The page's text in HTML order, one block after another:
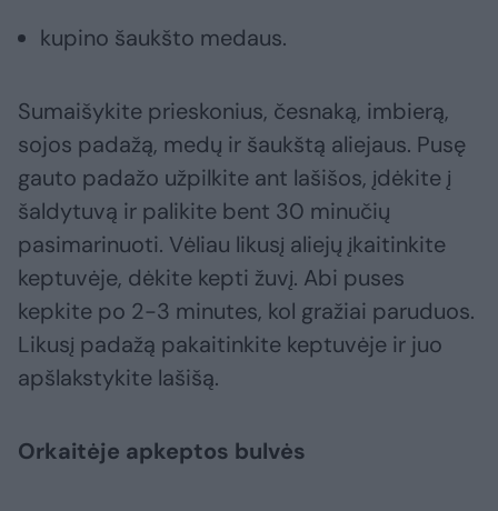
kupino šaukšto medaus.
Sumaišykite prieskonius, česnaką, imbierą,
sojos padažą, medų ir šaukštą aliejaus. Pusę
gauto padažo užpilkite ant lašišos, įdėkite į
šaldytuvą ir palikite bent 30 minučių
pasimarinuoti. Vėliau likusį aliejų įkaitinkite
keptuvėje, dėkite kepti žuvį. Abi puses
kepkite po 2-3 minutes, kol gražiai paruduos.
Likusį padažą pakaitinkite keptuvėje ir juo
apšlakstykite lašišą.
Orkaitėje apkeptos bulvės